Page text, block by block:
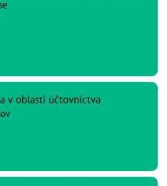
v oblasti účtovníctva